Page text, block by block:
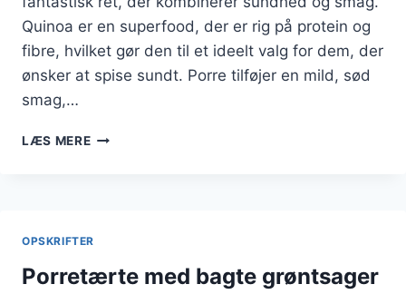
Quinoa er en superfood, der er rig på protein og
fibre, hvilket gør den til et ideelt valg for dem, der
ønsker at spise sundt. Porre tilføjer en mild, sød
smag,…
LÆS MEREPORRETÆRTE
MÅLTID
OPSKRIFTER
Porretærte med bagte grøntsager